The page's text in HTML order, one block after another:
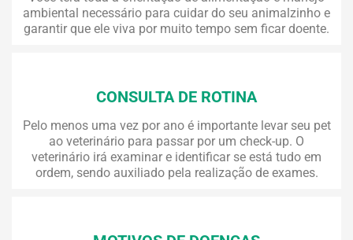
ambiental necessário para cuidar do seu animalzinho e
garantir que ele viva por muito tempo sem ficar doente.
CONSULTA DE ROTINA
Pelo menos uma vez por ano é importante levar seu pet
ao veterinário para passar por um check-up. O
veterinário irá examinar e identificar se está tudo em
ordem, sendo auxiliado pela realização de exames.